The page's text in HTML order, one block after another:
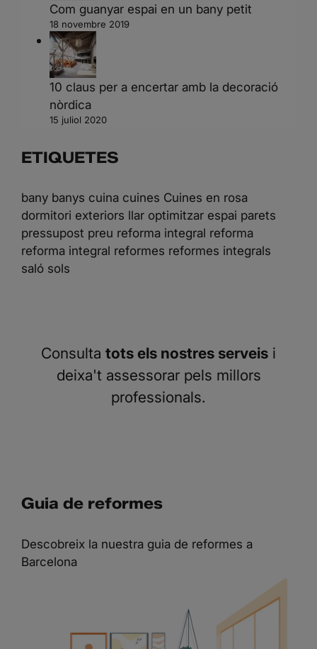
Com guanyar espai en un bany petit
18 novembre 2019
10 claus per a encertar amb la decoració
nòrdica
15 juliol 2020
ETIQUETES
bany banys cuina cuines Cuines en rosa
dormitori exteriors llar optimitzar espai parets
pressupost preu reforma integral reforma
reforma integral reformes reformes integrals
saló sols
Consulta tots els nostres serveis i
deixa't assessorar pels millors
professionals.
Guia de reformes
Descobreix la nuestra guia de reformes a
Barcelona